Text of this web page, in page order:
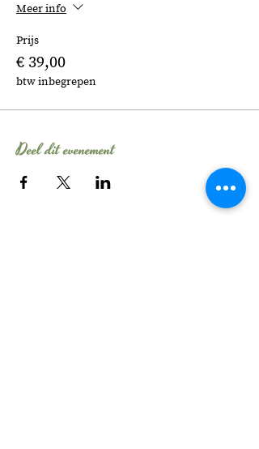
Meer info
Prijs
€ 39,00
btw inbegrepen
Deel dit evenement